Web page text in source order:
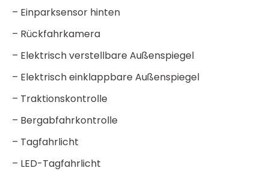
– Einparksensor hinten
– Rückfahrkamera
– Elektrisch verstellbare Außenspiegel
– Elektrisch einklappbare Außenspiegel
– Traktionskontrolle
– Bergabfahrkontrolle
– Tagfahrlicht
– LED-Tagfahrlicht